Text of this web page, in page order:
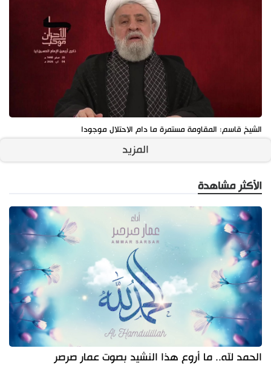
الشيخ قاسم: المقاومة مستمرة ما دام الاحتلال موجودا
المزيد
الأكثر مشاهدة
الحمد لله.. ما أروع هذا النشيد بصوت عمار صرصر